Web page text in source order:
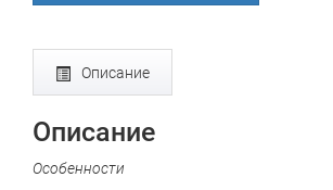
Описание
Описание
Особенности